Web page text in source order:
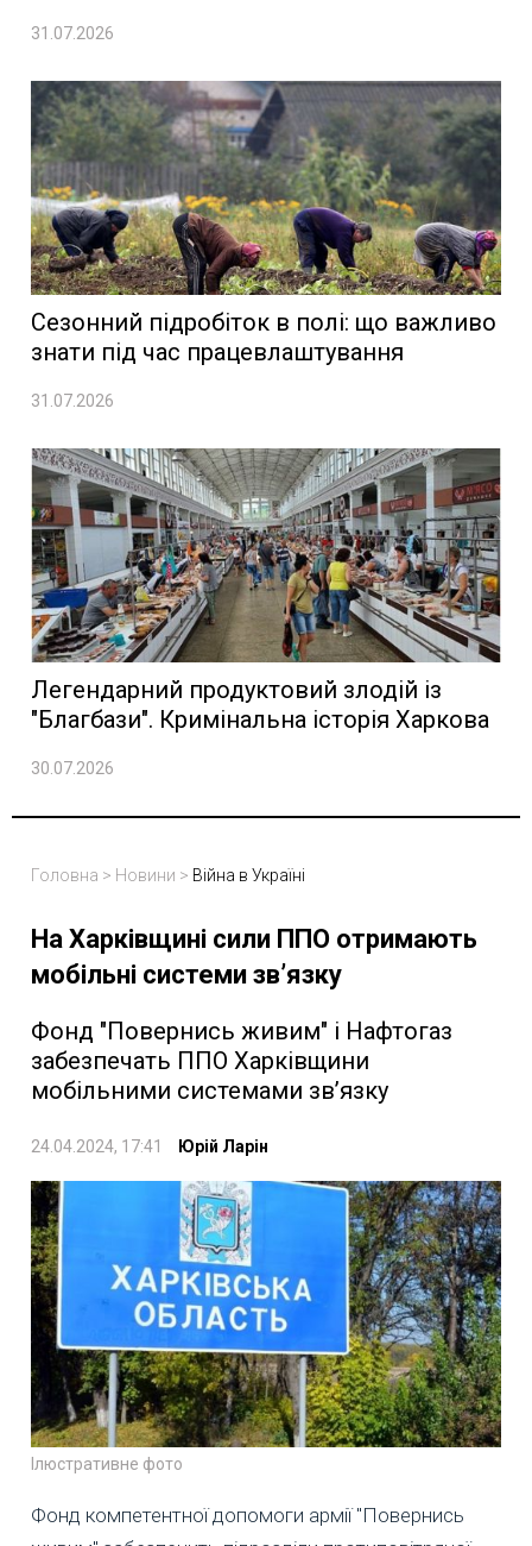
31.07.2026
Сезонний підробіток в полі: що важливо
знати під час працевлаштування
31.07.2026
Легендарний продуктовий злодій із
"Благбази". Кримінальна історія Харкова
30.07.2026
Головна > Новини > Війна в Україні
На Харківщині сили ППО отримають
мобільні системи зв’язку
Фонд "Повернись живим" і Нафтогаз
забезпечать ППО Харківщини
мобільними системами зв’язку
24.04.2024, 17:41 Юрій Ларін
Ілюстративне фото
Фонд компетентної допомоги армії "Повернись